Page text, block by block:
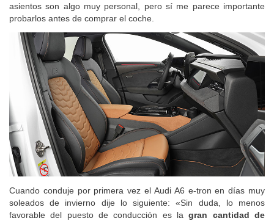
asientos son algo muy personal, pero sí me parece importante
probarlos antes de comprar el coche.
Cuando conduje por primera vez el Audi A6 e-tron en días muy
soleados de invierno dije lo siguiente: «Sin duda, lo menos
favorable del puesto de conducción es lagran cantidad de